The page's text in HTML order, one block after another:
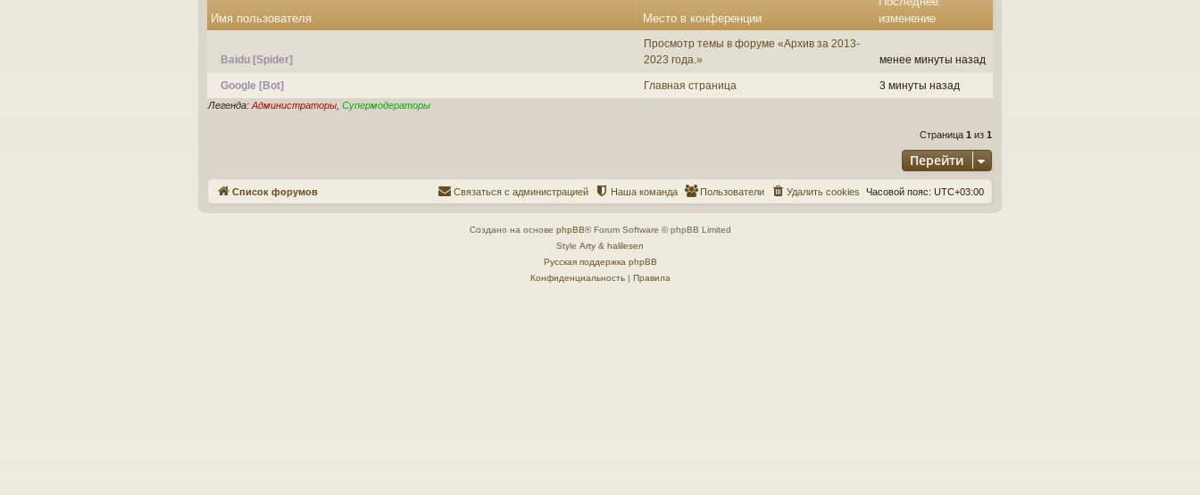
Имя пользователя Место в конференции
изменение
Baidu [Spider]
Просмотр темы в форуме «Архив за 2013-
2023 года.»
менее минуты назад
Google [Bot] Главная страница 3 минуты назад
Легенда:Администраторы, Супермодераторы
Страница 1 из 1
Перейти
Список форумов Часовой пояс: UTC+03:00
Удалить cookies
Пользователи
Наша команда
Связаться с администрацией
Создано на основе phpBB® Forum Software © phpBB Limited
Style Arty & halilesen
Русская поддержка phpBB
Конфиденциальность| Правила